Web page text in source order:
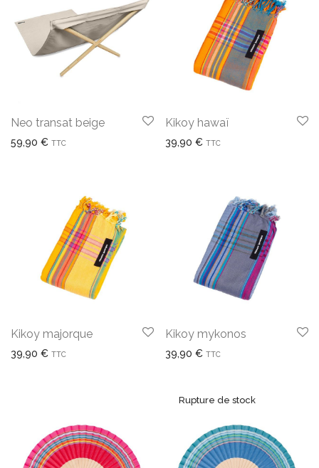
Neo transat beige
59,90 € TTC
Kikoy hawaï
39,90 € TTC
Kikoy majorque
39,90 € TTC
Kikoy mykonos
39,90 € TTC